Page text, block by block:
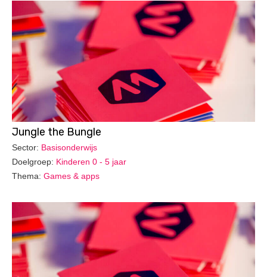
Jungle the Bungle
Sector: Basisonderwijs
Doelgroep: Kinderen 0 - 5 jaar
Thema: Games & apps